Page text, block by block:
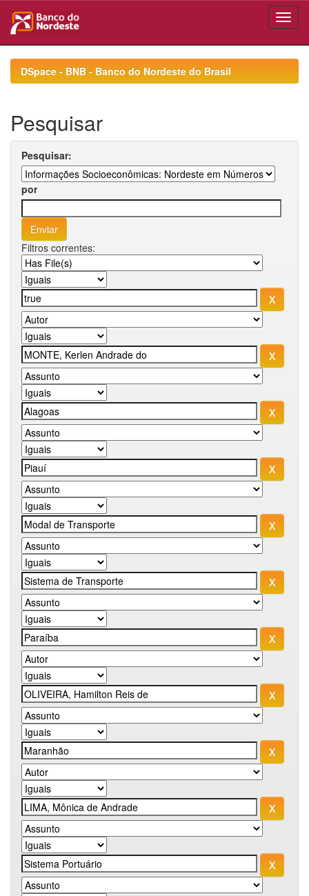
navigationDSpace - BNB - Banco do Nordeste do Brasil
Pesquisar
Pesquisar:
por
Filtros correntes: